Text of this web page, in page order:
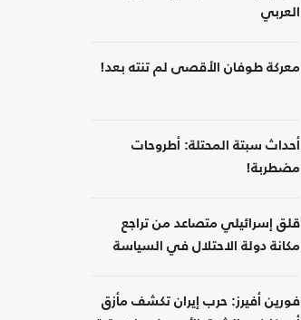
العربي
معركة طوفان الأقصى لم تنته بعد!
أحداث سبتة المحتلة: أطروحات
مضطربة!
قلق إسرائيلي متصاعد من تراجع
مكانة دولة الاحتلال في السياسة
فورين أفيرز: حرب إيران تكشف مأزق